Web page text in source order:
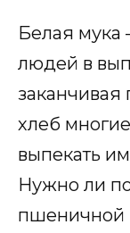
Белая мука
людей в
хлеб
выпекать
Нужно ли
пшеничной